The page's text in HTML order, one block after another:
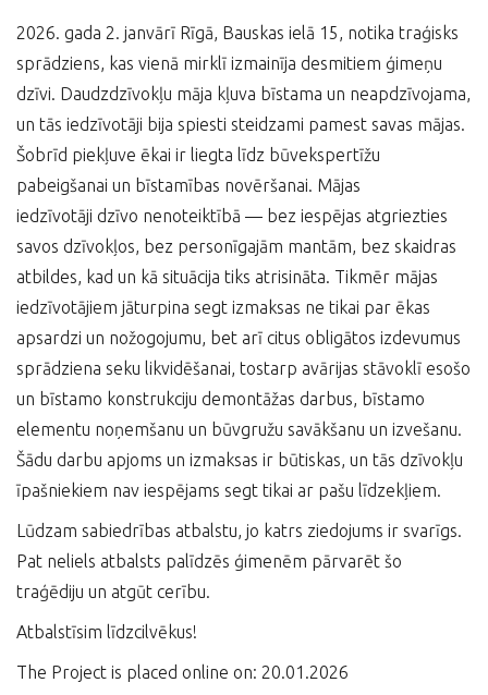
2026. gada 2. janvārī Rīgā, Bauskas ielā 15, notika traģisks
sprādziens, kas vienā mirklī izmainīja desmitiem ģimeņu
dzīvi. Daudzdzīvokļu māja kļuva bīstama un neapdzīvojama,
un tās iedzīvotāji bija spiesti steidzami pamest savas mājas.
Šobrīd piekļuve ēkai ir liegta līdz būvekspertīžu
pabeigšanai un bīstamības novēršanai. Mājas
iedzīvotāji dzīvo nenoteiktībā — bez iespējas atgriezties
savos dzīvokļos, bez personīgajām mantām, bez skaidras
atbildes, kad un kā situācija tiks atrisināta. Tikmēr mājas
iedzīvotājiem jāturpina segt izmaksas ne tikai par ēkas
apsardzi un nožogojumu, bet arī citus obligātos izdevumus
sprādziena seku likvidēšanai, tostarp avārijas stāvoklī esošo
un bīstamo konstrukciju demontāžas darbus, bīstamo
elementu noņemšanu un būvgružu savākšanu un izvešanu.
Šādu darbu apjoms un izmaksas ir būtiskas, un tās dzīvokļu
īpašniekiem nav iespējams segt tikai ar pašu līdzekļiem.
Lūdzam sabiedrības atbalstu, jo katrs ziedojums ir svarīgs.
Pat neliels atbalsts palīdzēs ģimenēm pārvarēt šo
traģēdiju un atgūt cerību.
Atbalstīsim līdzcilvēkus!
The Project is placed online on: 20.01.2026